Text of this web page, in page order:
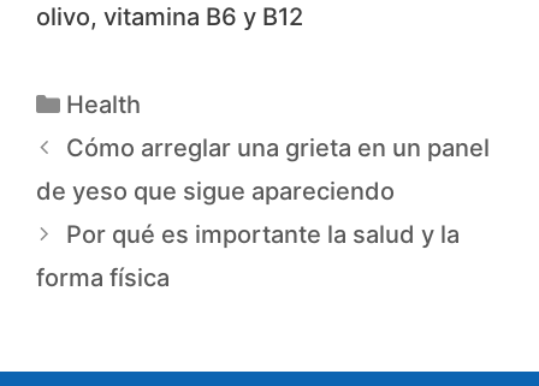
olivo, vitamina B6 y B12
Health
Cómo arreglar una grieta en un panel
de yeso que sigue apareciendo
Por qué es importante la salud y la
forma física